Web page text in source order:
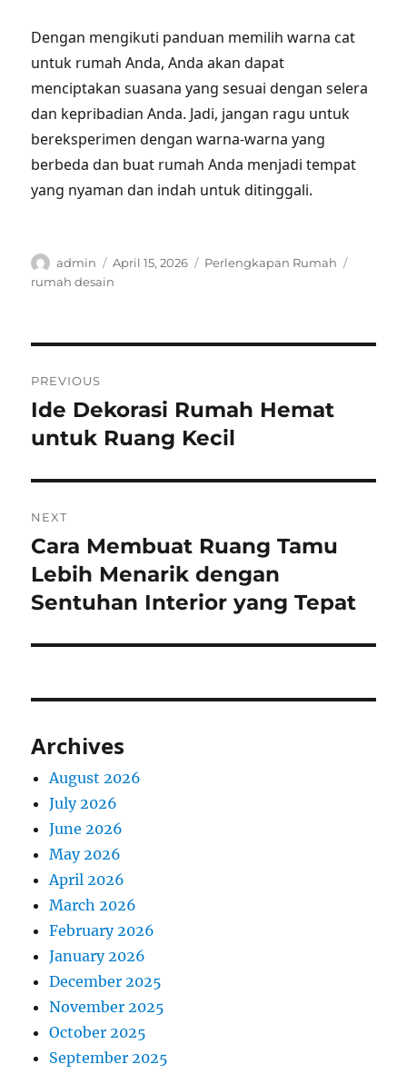
Dengan mengikuti panduan memilih warna cat
untuk rumah Anda, Anda akan dapat
menciptakan suasana yang sesuai dengan selera
dan kepribadian Anda. Jadi, jangan ragu untuk
bereksperimen dengan warna-warna yang
berbeda dan buat rumah Anda menjadi tempat
yang nyaman dan indah untuk ditinggali.
Author
admin
Posted
on
April 15, 2026 Categories
Perlengkapan Rumah
rumah desain
navigation
PREVIOUS
Previous
post:
Ide Dekorasi Rumah Hemat
untuk Ruang Kecil
NEXT
Next
post:
Cara Membuat Ruang Tamu
Lebih Menarik dengan
Sentuhan Interior yang Tepat
Archives
August 2026
July 2026
June 2026
May 2026
April 2026
March 2026
February 2026
January 2026
December 2025
November 2025
October 2025
September 2025